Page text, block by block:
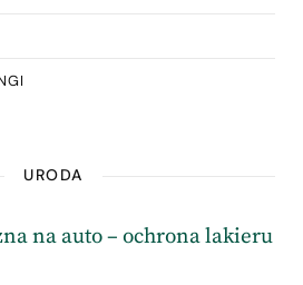
URODA
na auto – ochrona lakieru